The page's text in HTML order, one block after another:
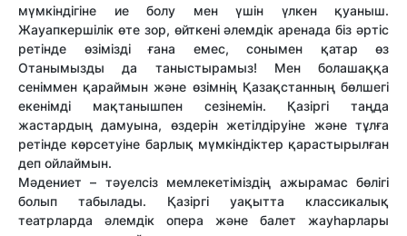
мүмкіндігіне ие болу мен үшін үлкен қуаныш.
Жауапкершілік өте зор, өйткені әлемдік аренада біз әртіс
ретінде өзімізді ғана емес, сонымен қатар өз
Отанымызды да таныстырамыз! Мен болашаққа
сеніммен қараймын және өзімнің Қазақстанның бөлшегі
екенімді мақтанышпен сезінемін. Қазіргі таңда
жастардың дамуына, өздерін жетілдіруіне және тұлға
ретінде көрсетуіне барлық мүмкіндіктер қарастырылған
деп ойлаймын.
Мәдениет – тәуелсіз мемлекетіміздің ажырамас бөлігі
болып табылады. Қазіргі уақытта классикалық
театрларда әлемдік опера және балет жауһарлары